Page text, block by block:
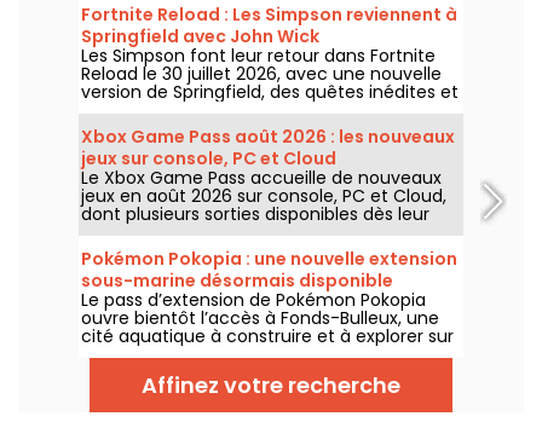
Fortnite Reload : Les Simpson reviennent à
Springfield avec John Wick
Les Simpson font leur retour dans Fortnite
Reload le 30 juillet 2026, avec une nouvelle
version de Springfield, des quêtes inédites et
un crossover avec John Wick. La mise à jour
ajoute plusieurs lieux emblématiques, un
style spécial pour le célèbre assassin et de
nouveaux éléments de gameplay.
Xbox Game Pass août 2026 : les nouveaux
jeux sur console, PC et Cloud
Le Xbox Game Pass accueille de nouveaux
jeux en août 2026 sur console, PC et Cloud,
dont plusieurs sorties disponibles dès leur
lancement. Voici les principaux ajouts
annoncés par Microsoft pour les abonnés au
service.
Pokémon Pokopia : une nouvelle extension
sous-marine désormais disponible
Le pass d’extension de Pokémon Pokopia
ouvre bientôt l’accès à Fonds-Bulleux, une
cité aquatique à construire et à explorer sur
Nintendo Switch 2. Cette première vague de
contenu payant sera disponible le 5 août
2026 avec de nouveaux Pokémon,
bâtiments et mécaniques sous-marines.
Affinez votre recherche